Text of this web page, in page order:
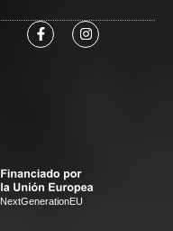
NextGenerationEU